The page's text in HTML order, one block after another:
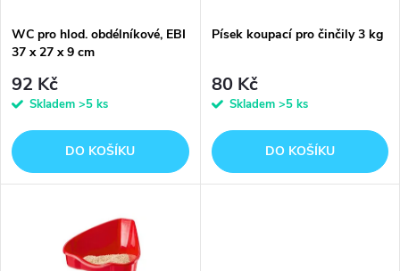
p
r
o
d
s
p
r
o
WC pro hlod. obdélníkové, EBI
37 x 27 x 9 cm
92 Kč
Skladem >5 ks
DO KOŠÍKU
Písek koupací pro činčily 3 kg
80 Kč
Skladem >5 ks
DO KOŠÍKU